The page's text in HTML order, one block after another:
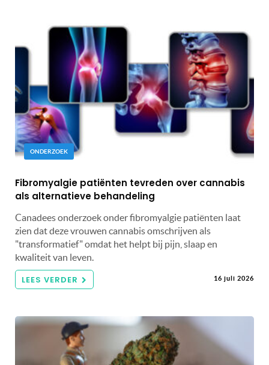
ONDERZOEK
Fibromyalgie patiënten tevreden over cannabis
als alternatieve behandeling
Canadees onderzoek onder fibromyalgie patiënten laat
zien dat deze vrouwen cannabis omschrijven als
"transformatief" omdat het helpt bij pijn, slaap en
kwaliteit van leven.
LEES VERDER 16 juli 2026